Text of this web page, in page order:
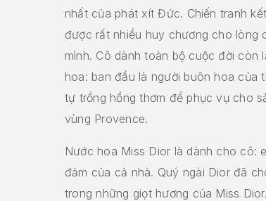
nhất của phát xít Đức. Chiến tranh
được rất nhiều huy chương cho lòng
mình. Cô dành toàn bộ cuộc đời còn
hoa: ban đầu là người buôn hoa của
tự trồng hồng thơm để phục vụ cho
vùng Provence.
Nước hoa Miss Dior là dành cho cô:
đảm của cả nhà. Quý ngài Dior đã
trong những giọt hương của Miss